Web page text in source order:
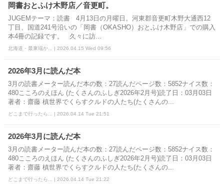
岡書おとふけ木野店／音更町。
JUGEMテーマ：読書 4月13日の月曜日。河東郡音更町木野大通西12
丁目、国道241号沿いの「岡書（OKASHO）おとふけ木野店」での購入
本4冊の記録です。 久々に訪...
北海道・最東端か... | 2026.04.15 Wed 09:56
2026年3月に読んだ本
3月の読書メーター読んだ本の数：27読んだページ数：5852ナイス数：
480こころのえほん (たくさんのふしぎ2026年2月号)読了日：03月03日
著者：齋藤 槙世界でくらすクルドの人たち(たくさんの...
どこまで行ったら... | 2026.04.14 Tue 21:51
2026年3月に読んだ本
3月の読書メーター読んだ本の数：27読んだページ数：5852ナイス数：
480こころのえほん (たくさんのふしぎ2026年2月号)読了日：03月03日
著者：齋藤 槙世界でくらすクルドの人たち(たくさんの...
どこまで行ったら... | 2026.04.14 Tue 21:22